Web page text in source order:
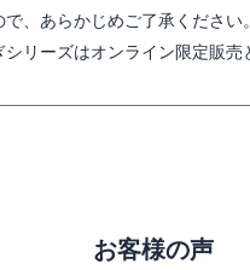
で、あらかじめご了承ください。
シリーズはオンライン限定販売
お客様の声